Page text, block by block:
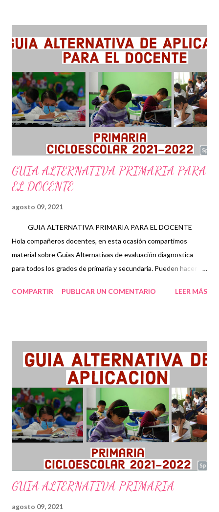
igual forma seria el caso de algún profesor. también es
considerada como un plan de trabajo en el cual se contempla
con atención los elementos que ayudaran en el proceso de
aprendizaje organizándolas de tal manera que faciliten y
favorezcan en el desarrollo de sus capacidades. de esta manera
es que una planeación didáctica guía los contenidos a ser
GUIA ALTERNATIVA PRIMARIA PARA
EL DOCENTE
agosto 09, 2021
GUIA ALTERNATIVA PRIMARIA PARA EL DOCENTE
Hola compañeros docentes, en esta ocasión compartimos
material sobre Guias Alternativas de evaluación diagnostica
para todos los grados de primaria y secundaria. Pueden hacer
diagnóstica educativa se refiere al proceso del sistema
aprendizaje de los estudiantes. El examen se utiliza
fundamentalmente como método de prueba, en ella se
demuestran los conocimientos que poseen los estudiantes
sobre el contenido adquirido durante un determinado tiempo,
además de servir como herramienta de repaso para ejercitar
mayormente las debilidades que tenga al resolverlo.
Agradecemos mucho su visita al blog, recordando que los
materiales se comparten de manera grat...
COMPARTIR PUBLICAR UN COMENTARIO LEER MÁS
GUIA ALTERNATIVA PRIMARIA
agosto 09, 2021